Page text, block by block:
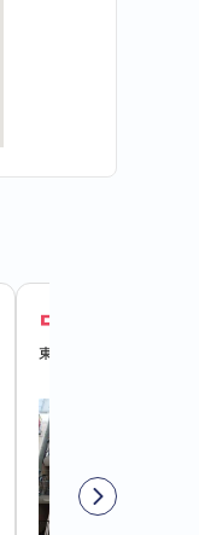
中川ビル
東京都豊島区池袋2-42-9